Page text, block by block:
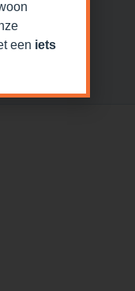
een iets